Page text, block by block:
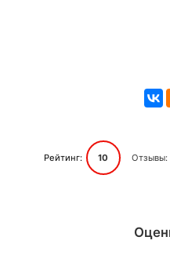
Рейтинг: 10 Отзывы: